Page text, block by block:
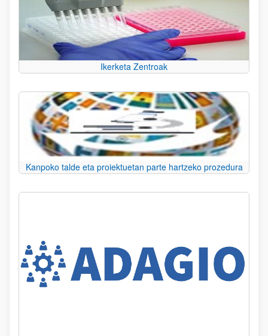
Ikerketa Zentroak
Kanpoko talde eta proiektuetan parte hartzeko prozedura